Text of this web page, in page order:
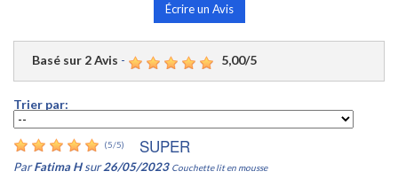
Écrire un Avis
Basé sur 2Avis - 5,00/5
Trier par:
(5/5) SUPER
ParFatima Hsur26/05/2023 Couchette lit en mousse